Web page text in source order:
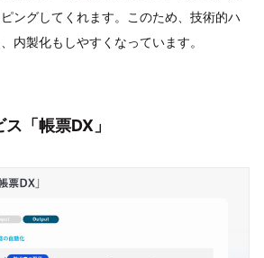
ングしてくれます。このため、技術的ハ
内製化もしやすくなっています。
「帳票DX」